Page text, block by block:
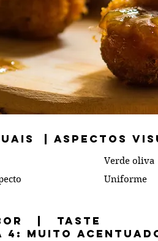
| Aspectos
Verde oliva
Uniforme
| TastE
4: muito